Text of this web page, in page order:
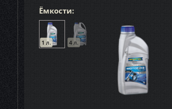
Ёмкости:
1 л. 4 л.